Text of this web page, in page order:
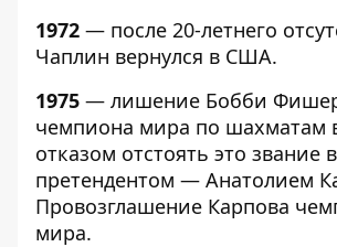
1972 — после 20-летнего
Чаплин вернулся в США.
1975 — лишение Бобби
чемпиона мира по шахматам
отказом отстоять это звание
претендентом — Анатолием
Провозглашение Карпова
мира.